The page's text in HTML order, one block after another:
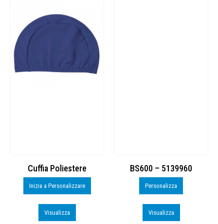
Cuffia Poliestere
Inizia a Personalizzare
Visualizza
BS600 – 5139960
Personalizza
Visualizza